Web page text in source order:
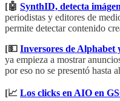
[🤖 SynthID, detecta
periodistas y editores de
permite detectar contenido
[💵 Inversores de Alphabet
ya empieza a mostrar
por eso no se presentó hasta
[📈 Los clicks en AIO en